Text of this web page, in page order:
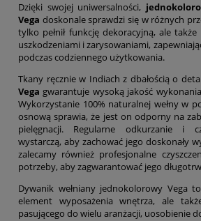
Dzięki swojej uniwersalności,
Vega doskonale sprawdzi się w różnych
tylko pełnił funkcję dekoracyjną, ale także
uszkodzeniami i zarysowaniami,
podczas codziennego użytkowania.
Tkany ręcznie w Indiach z dbałością o
Vega gwarantuje wysoką jakość
Wykorzystanie 100% naturalnej wełny w
osnową sprawia, że jest on odporny na
pielęgnacji. Regularne odkurzanie i
wystarczą, aby zachować jego doskonały
zalecamy również profesjonalne
potrzeby, aby zagwarantować jego
Dywanik wełniany jednokolorowy Vega
element wyposażenia wnętrza, ale
pasującego do wielu aranżacji, uosobienie